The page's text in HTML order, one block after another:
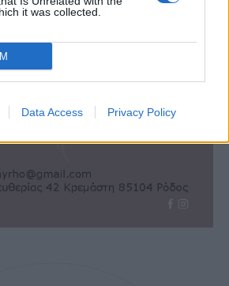
it was collected.
Data Access Privacy Policy